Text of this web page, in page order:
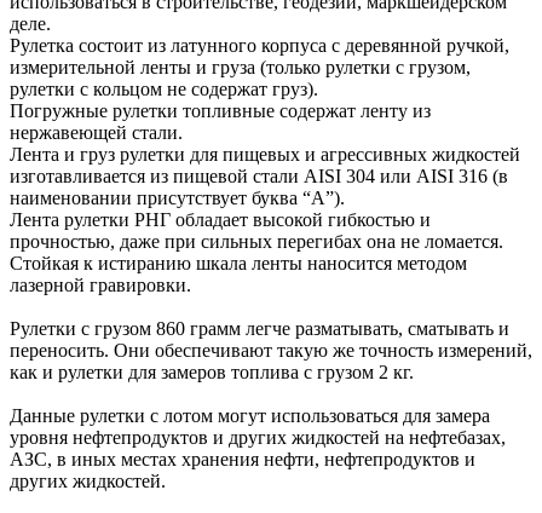
деле.
Рулетка состоит из латунного корпуса с деревянной ручкой,
измерительной ленты и груза (только рулетки с грузом,
рулетки с кольцом не содержат груз).
Погружные рулетки топливные содержат ленту из
нержавеющей стали.
Лента и груз рулетки для пищевых и агрессивных жидкостей
изготавливается из пищевой стали AISI 304 или AISI 316 (в
наименовании присутствует буква “А”).
Лента рулетки РНГ обладает высокой гибкостью и
прочностью, даже при сильных перегибах она не ломается.
Стойкая к истиранию шкала ленты наносится методом
лазерной гравировки.
Рулетки с грузом 860 грамм легче разматывать, сматывать и
переносить. Они обеспечивают такую же точность измерений,
как и рулетки для замеров топлива с грузом 2 кг.
Данные рулетки с лотом могут использоваться для замера
уровня нефтепродуктов и других жидкостей на нефтебазах,
АЗС, в иных местах хранения нефти, нефтепродуктов и
других жидкостей.